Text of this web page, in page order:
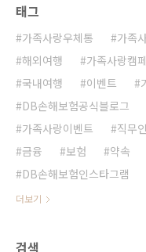
태그
가족사랑우체통 가족
해외여행
가족사랑캠
국내여행
이벤트
DB손해보험공식블로그
가족사랑이벤트
직무
금융
보험 약속
DB손해보험인스타그램
더보기
검색